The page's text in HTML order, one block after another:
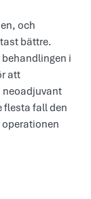
och
bättre.
i
att
flesta fall den